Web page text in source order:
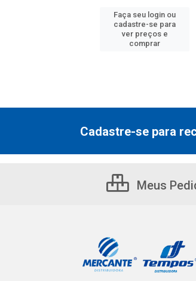
Faça seu login ou
cadastre-se para
ver preços e
comprar
Cadastre-se para
Meus